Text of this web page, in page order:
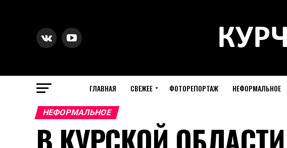
ГЛАВНАЯ СВЕЖЕЕ ФОТОРЕПОРТАЖ НЕФОРМАЛЬНОЕ
НЕФОРМАЛЬНОЕ